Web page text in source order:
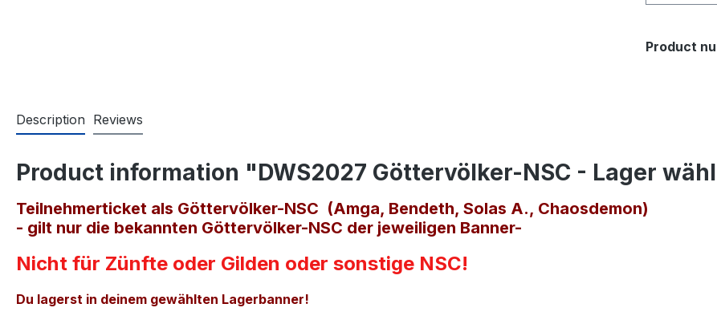
Product
Description Reviews
Product information "DWS2027 Göttervölker-NSC - Lager
Teilnehmerticket als Göttervölker-NSC (Amga, Bendeth, Solas A., Chaosdemon)
- gilt nur die bekannten Göttervölker-NSC der jeweiligen Banner-
Nicht für Zünfte oder Gilden oder sonstige NSC!
Du lagerst in deinem gewählten Lagerbanner!